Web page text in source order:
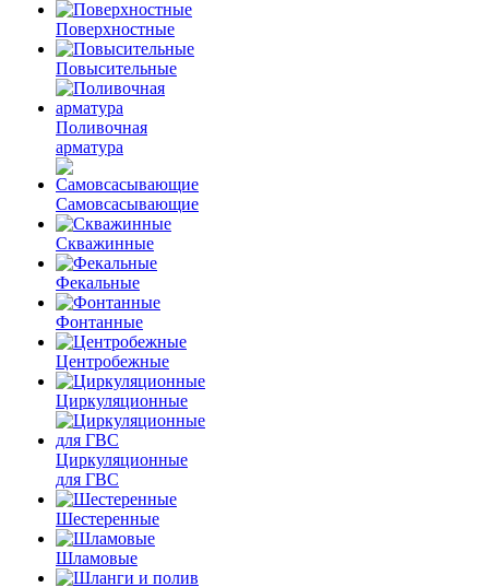
Поверхностные
Повысительные
Поливочная
арматура
Самовсасывающие
Скважинные
Фекальные
Фонтанные
Центробежные
Циркуляционные
Циркуляционные
для ГВС
Шестеренные
Шламовые